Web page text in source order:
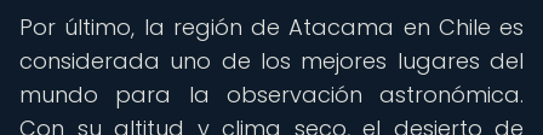
Por último, la región de Atacama en Chile es
considerada uno de los mejores lugares del
mundo para la observación astronómica.
Con su altitud y clima seco, el desierto de